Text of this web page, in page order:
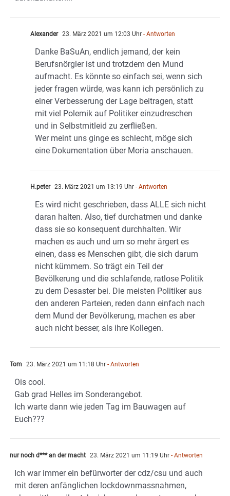
Alexander 23. März 2021 um 12:03 Uhr - Antworten
Danke BaSuAn, endlich jemand, der kein
Berufsnörgler ist und trotzdem den Mund
aufmacht. Es könnte so einfach sei, wenn sich
jeder fragen würde, was kann ich persönlich zu
einer Verbesserung der Lage beitragen, statt
mit viel Polemik auf Politiker einzudreschen
und in Selbstmitleid zu zerfließen.
Wer meint uns ginge es schlecht, möge sich
eine Dokumentation über Moria anschauen.
H.peter 23. März 2021 um 13:19 Uhr - Antworten
Es wird nicht geschrieben, dass ALLE sich nicht
daran halten. Also, tief durchatmen und danke
dass sie so konsequent durchhalten. Wir
machen es auch und um so mehr ärgert es
einen, dass es Menschen gibt, die sich darum
nicht kümmern. So trägt ein Teil der
Bevölkerung und die schlafende, ratlose Politik
zu dem Desaster bei. Die meisten Politiker aus
den anderen Parteien, reden dann einfach nach
dem Mund der Bevölkerung, machen es aber
auch nicht besser, als ihre Kollegen.
Tom 23. März 2021 um 11:18 Uhr - Antworten
Ois cool.
Gab grad Helles im Sonderangebot.
Ich warte dann wie jeden Tag im Bauwagen auf
Euch???
nur noch d*** an der macht 23. März 2021 um 11:19 Uhr - Antworten
Ich war immer ein befürworter der cdz/csu und auch
mit deren anfänglichen lockdownmassnahmen,